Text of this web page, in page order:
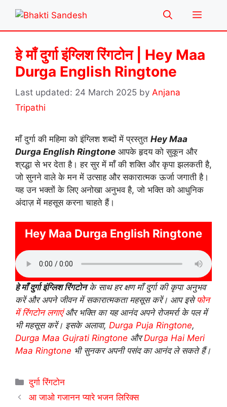
content
Menu
हे माँ दुर्गा इंग्लिश रिंगटोन | Hey Maa
Durga English Ringtone
24 March 2025 by Anjana
Tripathi
माँ दुर्गा की महिमा को इंग्लिश शब्दों में प्रस्तुत Hey Maa
Durga English Ringtone आपके हृदय को सुकून और
श्रद्धा से भर देता है। हर सुर में माँ की शक्ति और कृपा झलकती है,
जो सुनने वाले के मन में उत्साह और सकारात्मक ऊर्जा जगाती है।
यह उन भक्तों के लिए अनोखा अनुभव है, जो भक्ति को आधुनिक
अंदाज़ में महसूस करना चाहते हैं।
Hey Maa Durga English Ringtone
हे माँ दुर्गा इंग्लिश रिंगटोनके साथ हर क्षण माँ दुर्गा की कृपा अनुभव
करें और अपने जीवन में सकारात्मकता महसूस करें। आप इसे फोन
में रिंगटोन लगाएंऔर भक्ति का यह आनंद अपने रोजमर्रा के पल में
भी महसूस करें। इसके अलावा, Durga Puja Ringtone,
Durga Maa Gujrati Ringtone औरDurga Hai Meri
Maa Ringtone भी सुनकर अपनी पसंद का आनंद ले सकते हैं।
Categories
दुर्गा रिंगटोन
आ जाओ गजानन प्यारे भजन लिरिक्स